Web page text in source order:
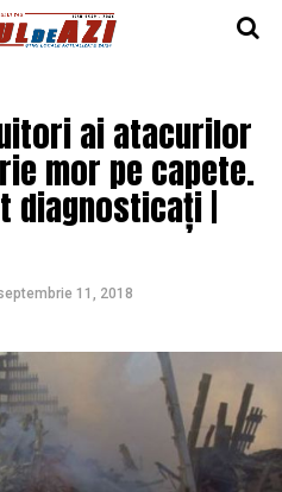
ai atacurilor
mor pe capete.
diagnosticați |
11, 2018